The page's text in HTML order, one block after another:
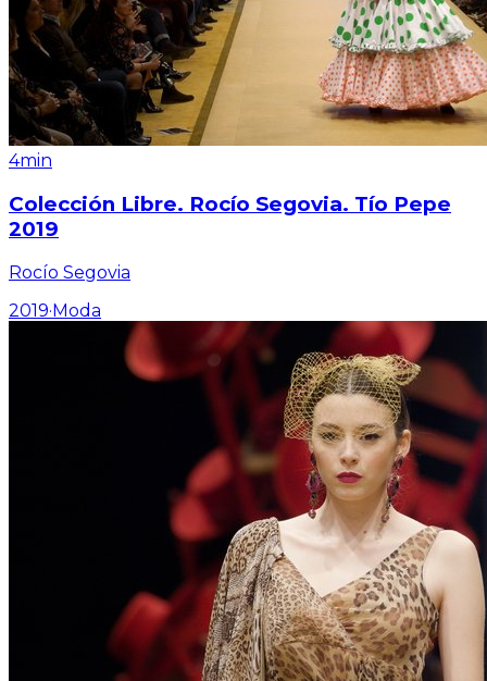
4min
Colección Libre. Rocío Segovia. Tío Pepe
2019
Rocío Segovia
2019·Moda